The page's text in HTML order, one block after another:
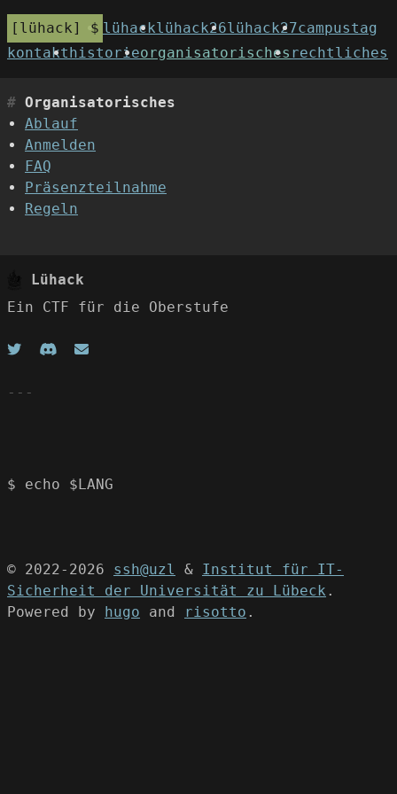
lühack lühacklühack26lühack27campustag
kontakthistorieorganisatorisches rechtliches
Organisatorisches
Ablauf
Anmelden
FAQ
Präsenzteilnahme
Regeln
Lühack
Ein CTF für die Oberstufe
$ echo $LANG
© 2022-2026 ssh@uzl & Institut für IT-
Sicherheit der Universität zu Lübeck .
Powered by hugo and risotto .